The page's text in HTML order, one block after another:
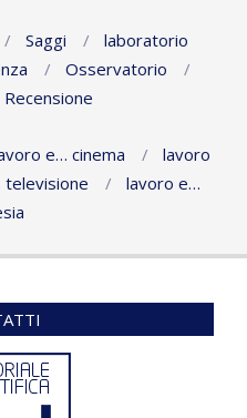
Saggi
laboratorio
Osservatorio
Recensione
e… cinema
lavoro
lavoro e…